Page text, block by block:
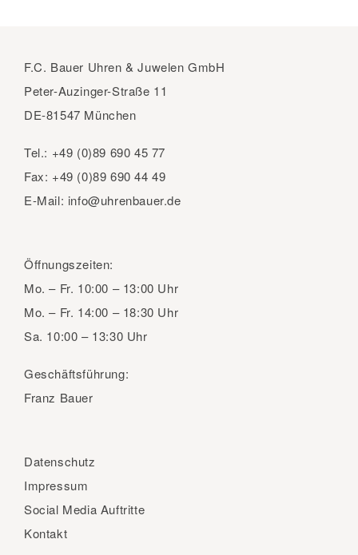
F.C. Bauer Uhren & Juwelen GmbH
Peter-Auzinger-Straße 11
DE-81547 München
Tel.: +49 (0)89 690 45 77
Fax: +49 (0)89 690 44 49
E-Mail: info@uhrenbauer.de
Öffnungszeiten:
Mo. – Fr. 10:00 – 13:00 Uhr
Mo. – Fr. 14:00 – 18:30 Uhr
Sa. 10:00 – 13:30 Uhr
Geschäftsführung:
Franz Bauer
Datenschutz
Impressum
Social Media Auftritte
Kontakt